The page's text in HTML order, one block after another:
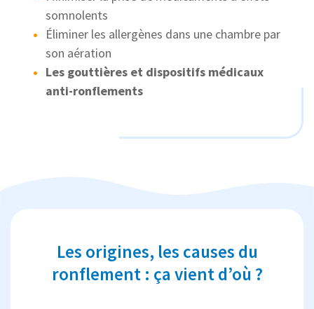
somnolents
Éliminer les allergènes dans une chambre par
son aération
Les gouttières et dispositifs médicaux
anti-ronflements
Les origines, les causes du
ronflement : ça vient d’où ?